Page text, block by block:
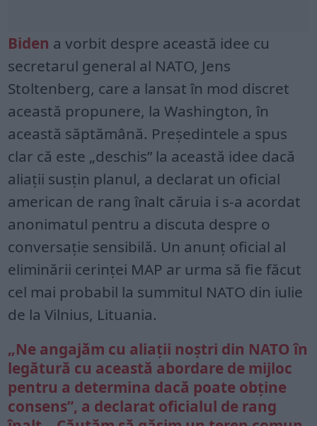
Biden a vorbit despre această idee cu
secretarul general al NATO, Jens
Stoltenberg, care a lansat în mod discret
această propunere, la Washington, în
această săptămână. Președintele a spus
clar că este „deschis” la această idee dacă
aliații susțin planul, a declarat un oficial
american de rang înalt căruia i s-a acordat
anonimatul pentru a discuta despre o
conversație sensibilă. Un anunț oficial al
eliminării cerinței MAP ar urma să fie făcut
cel mai probabil la summitul NATO din iulie
de la Vilnius, Lituania.
„Ne angajăm cu aliații noștri din NATO în
legătură cu această abordare de mijloc
pentru a determina dacă poate obține
consens”, a declarat oficialul de rang